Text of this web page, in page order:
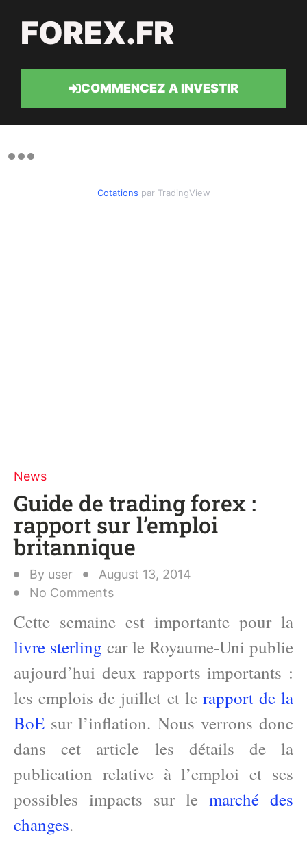
FOREX.FR
COMMENCEZ A INVESTIR
Cotations par TradingView
News
Guide de trading forex :
rapport sur l’emploi
britannique
By user
August 13, 2014
No Comments
Cette semaine est importante pour la
livre sterling car le Royaume-Uni publie
aujourd’hui deux rapports importants :
les emplois de juillet et le rapport de la
BoE sur l’inflation. Nous verrons donc
dans cet article les détails de la
publication relative à l’emploi et ses
possibles impacts sur le marché des
changes.